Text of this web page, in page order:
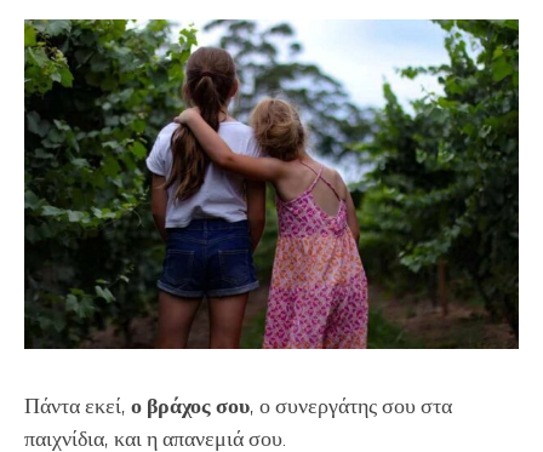
Πάντα εκεί, ο βράχος σου, ο συνεργάτης σου στα
παιχνίδια, και η απανεμιά σου.